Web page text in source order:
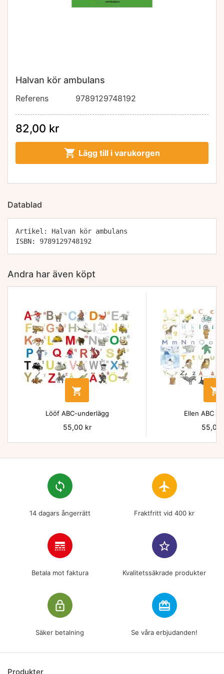
Halvan kör ambulans
Referens 9789129748192
82,00 kr
 Lägg till i varukorgen
Datablad
Artikel: Halvan kör ambulans
ISBN: 9789129748192
Andra har även köpt

Lööf ABC-underlägg
Pris
55,00 kr

Ellen ABC
Pris
55,00
loop
14 dagars ångerrätt
flight
Fraktfritt vid 400 kr
line_style
Betala mot faktura
star_border
Kvalitetssäkrade produkter
lock_outline
Säker betalning
redeem
Se våra erbjudanden!
Produkter